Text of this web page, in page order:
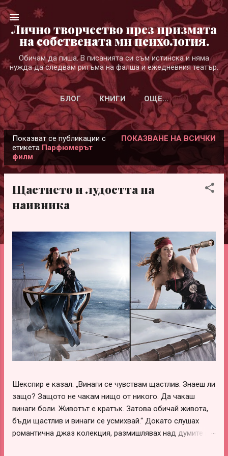
Пропускане към основното съдържание
Лично творчество през призмата
на собствената ми психология.
Обичам да пиша. В писанията си съм истинска и няма
нужда да следвам ритъма на фалша и ежедневния театър.
БЛОГ КНИГИ ОЩЕ…
б
Показват се публикации с
етикета Парфюмерът
филм
ПОКАЗВАНЕ НА ВСИЧКИ
Щастието и лудостта на
наивника
Шекспир е казал: „Винаги се чувствам щастлив. Знаеш ли
защо? Защото не чакам нищо от никого. Да чакаш
винаги боли. Животът е кратък. Затова обичай живота,
бъди щастлив и винаги се усмихвай.“ Докато слушах
романтична джаз колекция, размишлявах над думите на